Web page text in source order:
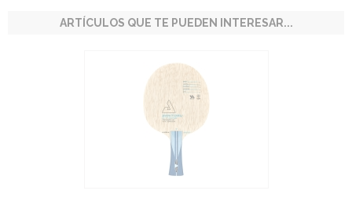
ARTÍCULOS QUE TE PUEDEN INTERESAR...